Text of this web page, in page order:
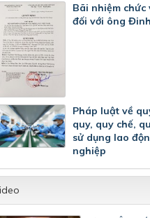
Bãi nhiệm
đối với ông
Pháp luật về
quy, quy chế,
sử dụng lao
nghiệp